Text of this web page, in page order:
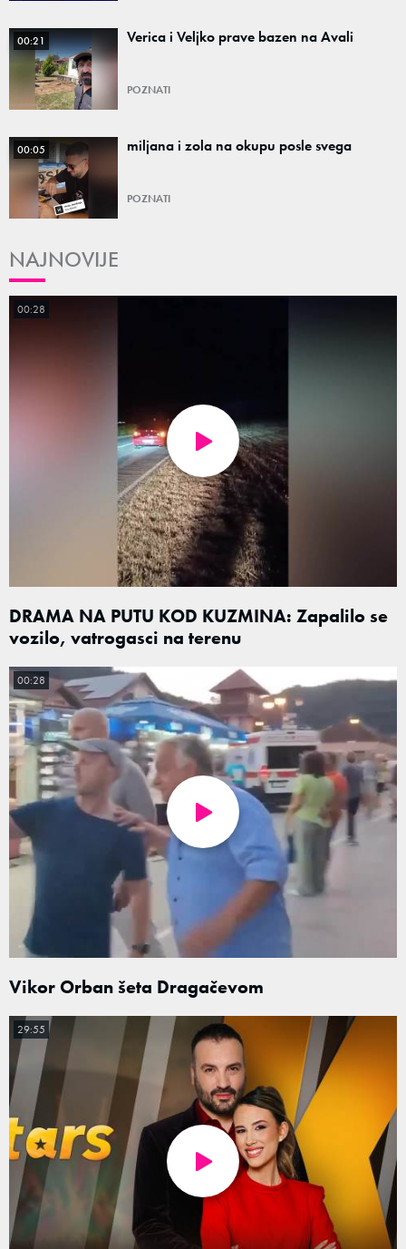
00:21 Verica i Veljko prave bazen na Avali
POZNATI
00:05 miljana i zola na okupu posle svega
POZNATI
NAJNOVIJE
DRAMA NA PUTU KOD KUZMINA: Zapalilo se
vozilo, vatrogasci na terenu
00:28
Vikor Orban šeta Dragačevom
00:28
29:55